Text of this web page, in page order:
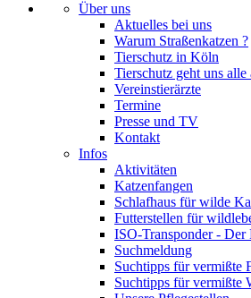
Über uns
Aktuelles bei uns
Warum Straßenkatzen ?
Tierschutz in Köln
Tierschutz geht uns alle
Vereinstierärzte
Termine
Presse und TV
Kontakt
Infos
Aktivitäten
Katzenfangen
Schlafhaus für wilde
Futterstellen für
ISO-Transponder - Der
Suchmeldung
Suchtipps für vermißte
Suchtipps für vermißte